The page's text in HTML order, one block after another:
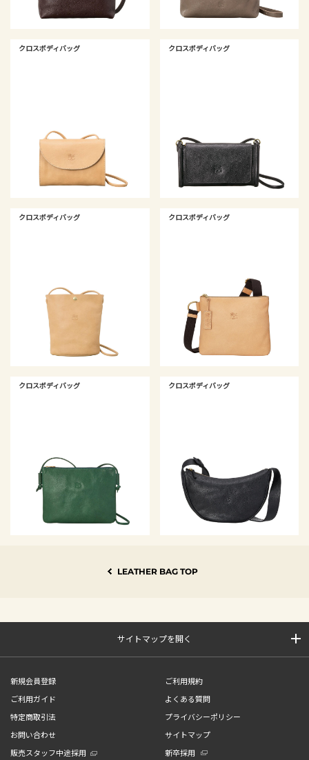
クロスボディバッグ クロスボディバッグ
クロスボディバッグ クロスボディバッグ
クロスボディバッグ クロスボディバッグ
LEATHER BAG TOP
サイトマップを開く
新規会員登録
ご利用規約
ご利用ガイド
よくある質問
特定商取引法
プライバシーポリシー
お問い合わせ
サイトマップ
販売スタッフ中途採用
新卒採用